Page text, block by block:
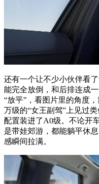
还有一个让不少小伙伴看
能完全放倒，和后排连成
“放平”，看图片里的角度
万级的“女王副驾”上见过
配置装进了A0级。不论开
是带娃郊游，都能躺平休
感瞬间拉满。